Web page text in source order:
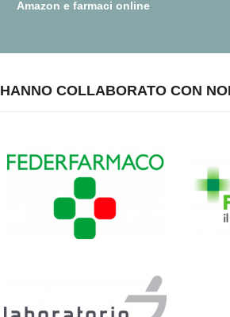
Amazon e farmaci online
HANNO COLLABORATO CON NOI